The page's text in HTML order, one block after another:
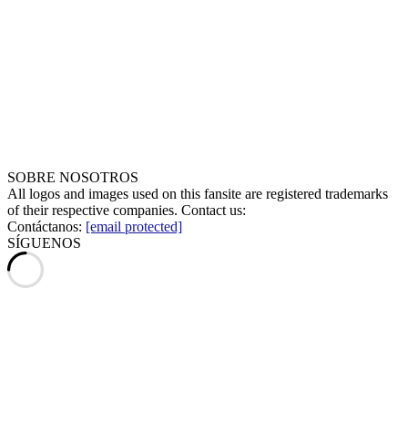
SOBRE NOSOTROS
All logos and images used on this fansite are registered trademarks
of their respective companies. Contact us:
Contáctanos: [email protected]
SÍGUENOS